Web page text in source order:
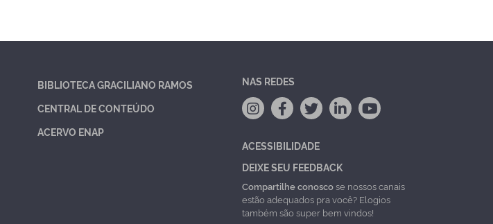
BIBLIOTECA GRACILIANO RAMOS
CENTRAL DE CONTEÚDO
ACERVO ENAP
NAS REDES
ACESSIBILIDADE
DEIXE SEU FEEDBACK
Compartilhe conoscose nossos canais
estão adequados pra você? Elogios
também são super bem vindos!